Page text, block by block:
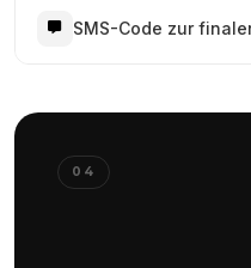
SMS-Code zur
04